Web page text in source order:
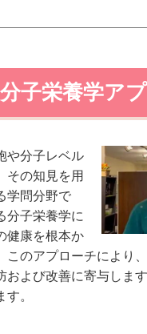
子栄養学ア
や分子レベル
その知見を用
学問分野で
分子栄養学に
健康を根本か
このアプローチにより
よび改善に寄与しま
。